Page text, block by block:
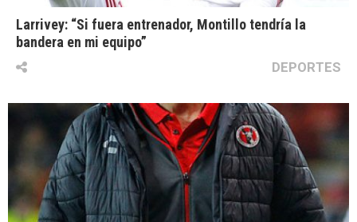
Larrivey: “Si fuera entrenador, Montillo tendría la
bandera en mi equipo”
DEPORTES